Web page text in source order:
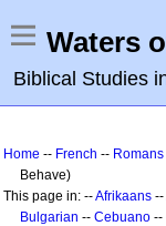
Waters
Biblical Studies
Home -- French -- Romans
Behave)
This page in: --Afrikaans --
Bulgarian -- Cebuano --